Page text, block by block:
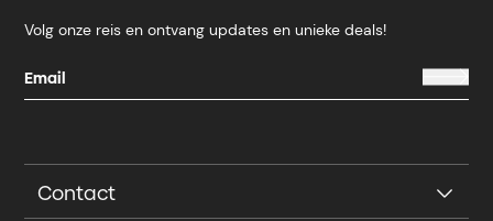
Volg onze reis en ontvang updates en unieke deals!
Contact